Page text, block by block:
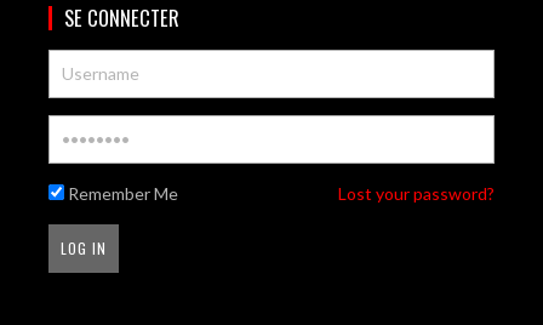
SE CONNECTER
Remember Me Lost your password?